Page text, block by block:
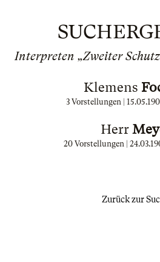
Interpreten „Zweiter
Klemens
3 Vorstellungen |
Herr
20 Vorstellungen |
Zurück zur